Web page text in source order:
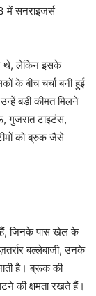
सनराइजर्स
थे, लेकिन इसके
के बीच चर्चा बनी हुई
बड़ी कीमत मिलने
गुजरात टाइटंस,
को ब्रुक जैसे
हैं, जिनके पास खेल के
बल्लेबाजी, उनके
है। ब्रूक की
की क्षमता रखते हैं।